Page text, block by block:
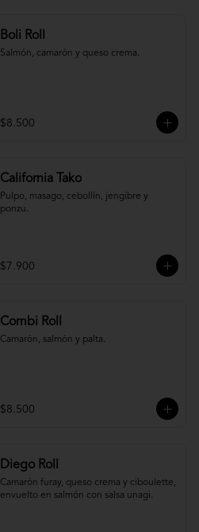
Boli Roll
Salmón, camarón y queso crema.
$8.500
California Tako
Pulpo, masago, cebollín, jengibre y
ponzu.
$7.900
Combi Roll
Camarón, salmón y palta.
$8.500
Diego Roll
Camarón furay, queso crema y ciboulette,
envuelto en salmón con salsa unagi.